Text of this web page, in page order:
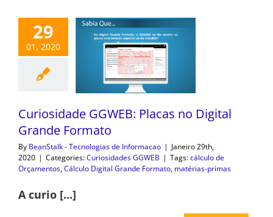
29
01, 2020
Curiosidade GGWEB: Placas no Digital
Grande Formato
By BeanStalk - Tecnologias de Informacao | Janeiro 29th,
2020 | Categories:Curiosidades GGWEB | Tags:cálculo de
Orçamentos,Cálculo Digital Grande Formato, matérias-primas
A curio […]